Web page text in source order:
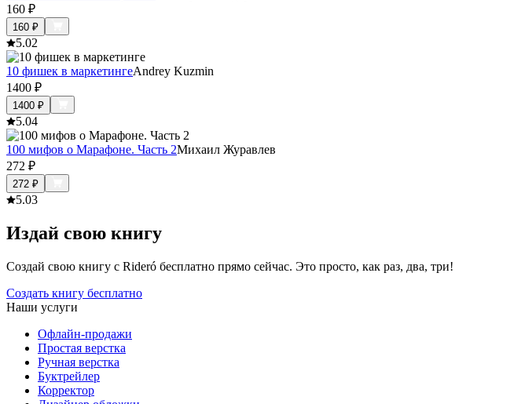
160 ₽
160 ₽
5.02
10 фишек в маркетингеAndrey Kuzmin
1400 ₽
1400 ₽
5.04
100 мифов о Марафоне. Часть 2Михаил Журавлев
272 ₽
272 ₽
5.03
Издай свою книгу
Создай свою книгу с Rideró бесплатно прямо сейчас. Это просто, как раз, два, три!
Создать книгу бесплатно
Наши услуги
Офлайн-продажи
Простая верстка
Ручная верстка
Буктрейлер
Корректор